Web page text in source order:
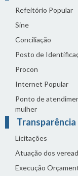
Refeitório Popular
Sine
Conciliação
Posto de
Procon
Internet Popular
Ponto de
mulher
Transparência
Licitações
Atuação dos
Execução